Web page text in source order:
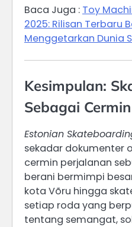
Baca Juga : Toy
2025: Rilisan Terbaru
Menggetarkan Dunia
Kesimpulan:
Sebagai
Estonian
sekadar dokumenter
cermin perjalanan
berani bermimpi
kota Võru hingga
setiap roda yang
tentang semangat,